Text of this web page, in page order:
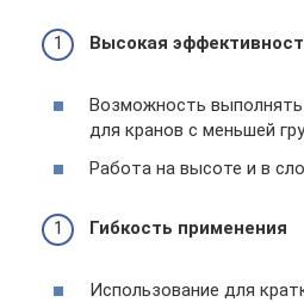
Высокая
Возможность
для кранов с меньшей
Работа на высоте и в
Гибкость применения
Использование для